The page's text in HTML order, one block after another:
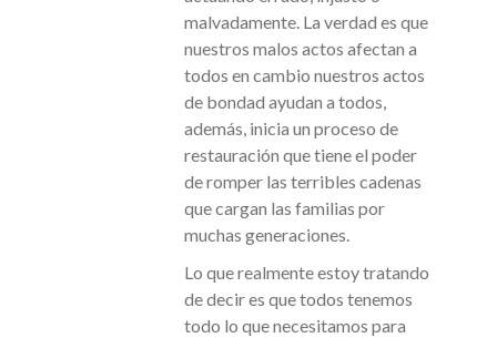
malvadamente. La verdad es que
nuestros malos actos afectan a
todos en cambio nuestros actos
de bondad ayudan a todos,
además, inicia un proceso de
restauración que tiene el poder
de romper las terribles cadenas
que cargan las familias por
muchas generaciones.
Lo que realmente estoy tratando
de decir es que todos tenemos
todo lo que necesitamos para